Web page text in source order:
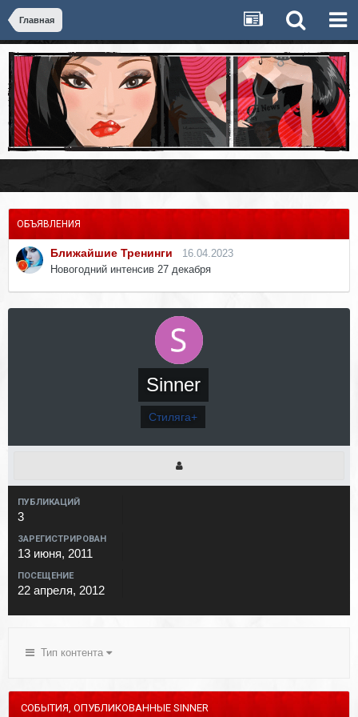
Главная
ОБЪЯВЛЕНИЯ
Ближайшие Тренинги
16.04.2023
Новогодний интенсив 27 декабря
Sinner
Стиляга+
ПУБЛИКАЦИЙ
3
ЗАРЕГИСТРИРОВАН
13 июня, 2011
ПОСЕЩЕНИЕ
22 апреля, 2012
Тип контента
СОБЫТИЯ, ОПУБЛИКОВАННЫЕ SINNER